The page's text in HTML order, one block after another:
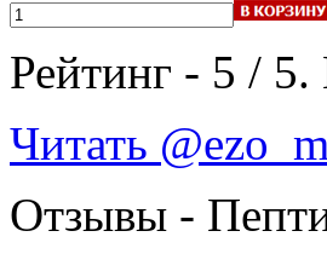
Рейтинг - 5 / 5.
Читать
Отзывы -